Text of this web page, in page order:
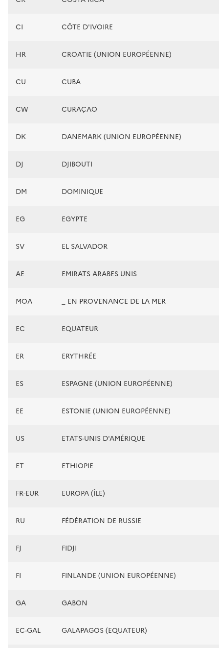
CI CÔTE D'IVOIRE
HR CROATIE (UNION EUROPÉENNE)
CU CUBA
CW CURAÇAO
DK DANEMARK (UNION EUROPÉENNE)
DJ DJIBOUTI
DM DOMINIQUE
EG EGYPTE
SV EL SALVADOR
AE EMIRATS ARABES UNIS
MOA _ EN PROVENANCE DE LA MER
EC EQUATEUR
ER ERYTHRÉE
ES ESPAGNE (UNION EUROPÉENNE)
EE ESTONIE (UNION EUROPÉENNE)
US ETATS-UNIS D'AMÉRIQUE
ET ETHIOPIE
FR-EUR EUROPA (ÎLE)
RU FÉDÉRATION DE RUSSIE
FJ FIDJI
FI FINLANDE (UNION EUROPÉENNE)
GA GABON
EC-GAL GALAPAGOS (EQUATEUR)